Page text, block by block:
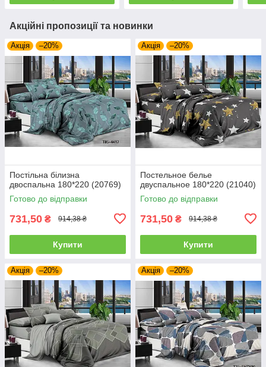
Акційні пропозиції та новинки
Акція –20%
Постільна білизна
двоспальна 180*220 (20769)
Готово до відправки
731,50 ₴ 914,38 ₴
Купити
Акція –20%
Постельное белье
двуспальное 180*220 (21040)
Готово до відправки
731,50 ₴ 914,38 ₴
Купити
Акція –20% Акція –20%